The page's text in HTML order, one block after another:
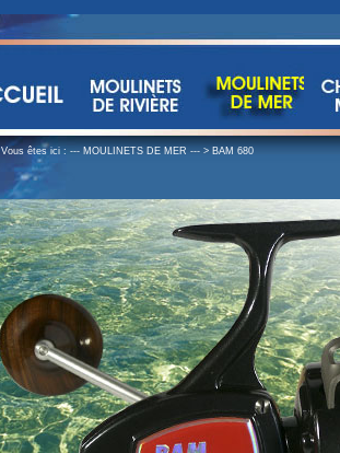
Vous êtes ici : --- MOULINETS DE MER --- > BAM 680